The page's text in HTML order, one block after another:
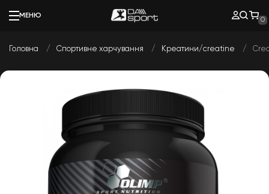
МЕНЮ
0
Головна Спортивне харчування Креатини/creatine